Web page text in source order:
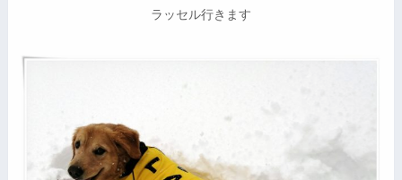
ラッセル行きます